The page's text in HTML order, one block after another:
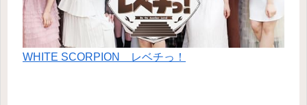
WHITE SCORPION レベチっ！